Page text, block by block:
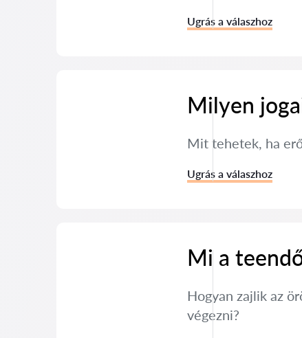
Ugrás a válaszhoz
Milyen
Mit tehetek, ha
Ugrás a válaszhoz
Mi a
Hogyan zajlik az
végezni?